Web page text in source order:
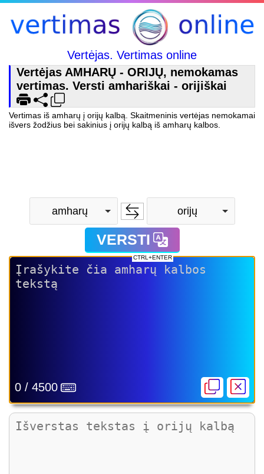
Vertėjas. Vertimas online
Vertėjas AMHARŲ - ORIJŲ, nemokamas
vertimas. Versti amhariškai - orijiškai
Vertimas iš amharų į orijų kalbą. Skaitmeninis vertėjas nemokamai
išvers žodžius bei sakinius į orijų kalbą iš amharų kalbos.
amharų orijų
VERSTI
CTRL+ENTER
0 / 4500